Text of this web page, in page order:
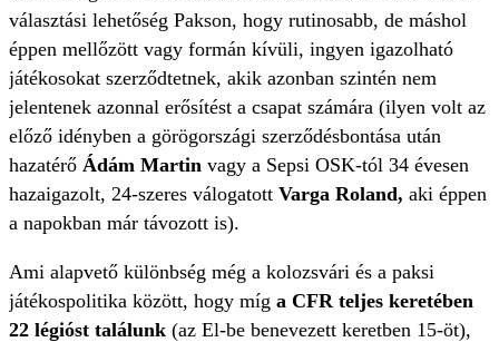
választási lehetőség Pakson, hogy rutinosabb, de máshol
éppen mellőzött vagy formán kívüli, ingyen igazolható
játékosokat szerződtetnek, akik azonban szintén nem
jelentenek azonnal erősítést a csapat számára (ilyen volt az
előző idényben a görögországi szerződésbontása után
hazatérő Ádám Martin vagy a Sepsi OSK-tól 34 évesen
hazaigazolt, 24-szeres válogatott Varga Roland, aki éppen
a napokban már távozott is).
Ami alapvető különbség még a kolozsvári és a paksi
játékospolitika között, hogy míg a CFR teljes keretében
22 légióst találunk (az El-be benevezett keretben 15-öt),